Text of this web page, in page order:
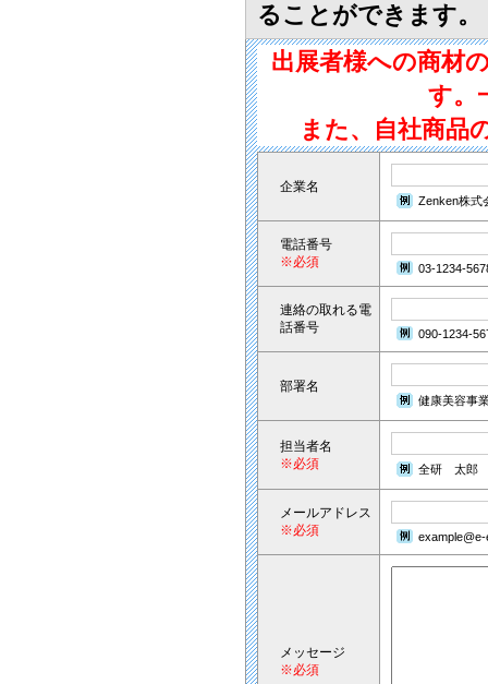
ることができます
出展者様への商材
す。
また、自社商品
企業名
Zenken株式
電話番号
※必須
03-1234-
連絡の取れる電
話番号
090-1234-
部署名
健康美容事
担当者名
※必須
全研 太郎
メールアドレス
※必須
メッセージ
※必須